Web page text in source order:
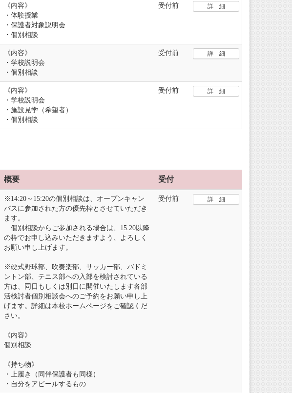
《内容》
・体験授業
・保護者対象説明会
・個別相談
受付前 詳 細
《内容》
・学校説明会
・個別相談
受付前 詳 細
《内容》
・学校説明会
・施設見学（希望者）
・個別相談
受付前 詳 細
概要 受付
※14:20～15:20の個別相談は、オープンキャン
パスに参加された方の優先枠とさせていただき
ます。
個別相談からご参加される場合は、15:20以降
の枠でお申し込みいただきますよう、よろしく
お願い申し上げます。
※硬式野球部、吹奏楽部、サッカー部、バドミ
ントン部、テニス部への入部を検討されている
方は、同日もしくは別日に開催いたします各部
活検討者個別相談会へのご予約をお願い申し上
げます。詳細は本校ホームページをご確認くだ
さい。
《内容》
個別相談
《持ち物》
・上履き（同伴保護者も同様）
・自分をアピールするもの
受付前 詳 細